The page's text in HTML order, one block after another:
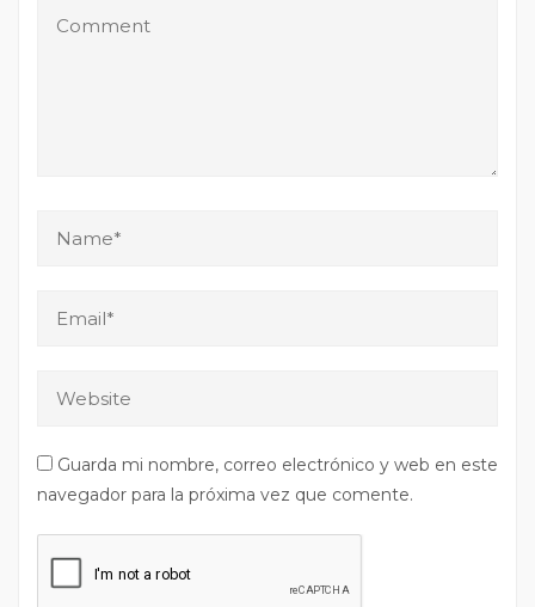
Guarda mi nombre, correo electrónico y web en este
navegador para la próxima vez que comente.